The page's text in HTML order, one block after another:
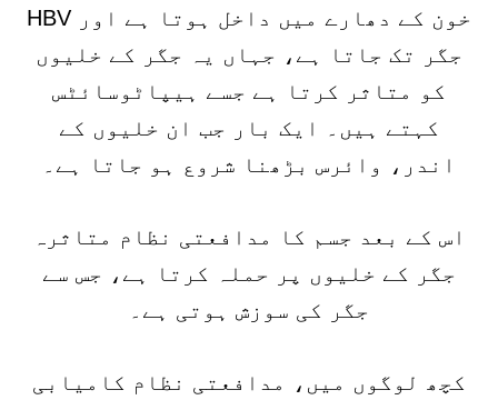
HBV خون کے دھارے میں داخل ہوتا ہے اور
جگر تک جاتا ہے، جہاں یہ جگر کے خلیوں
کو متاثر کرتا ہے جسے ہیپاٹوسائٹس
کہتے ہیں۔ ایک بار جب ان خلیوں کے
اندر، وائرس بڑھنا شروع ہو جاتا ہے۔
اس کے بعد جسم کا مدافعتی نظام متاثرہ
جگر کے خلیوں پر حملہ کرتا ہے، جس سے
جگر کی سوزش ہوتی ہے۔
کچھ لوگوں میں، مدافعتی نظام کامیابی